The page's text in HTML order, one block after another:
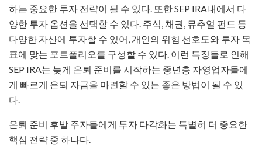
하는 중요한 투자 전략이 될 수 있다. 또한 SEP IRA내에서 다
양한 투자 옵션을 선택할 수 있다. 주식, 채권, 뮤추얼 펀드 등
다양한 자산에 투자할 수 있어, 개인의 위험 선호도와 투자 목
표에 맞는 포트폴리오를 구성할 수 있다. 이런 특징들로 인해
SEP IRA는 늦게 은퇴 준비를 시작하는 중년층 자영업자들에
게 빠르게 은퇴 자금을 마련할 수 있는 좋은 방법이 될 수 있
다.
은퇴 준비 후발 주자들에게 투자 다각화는 특별히 더 중요한
핵심 전략 중 하나다.